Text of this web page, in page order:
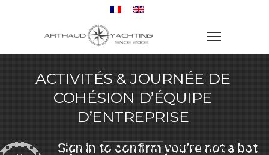
ACTIVITÉS & JOURNÉE DE
COHÉSION D’ÉQUIPE
D’ENTREPRISE